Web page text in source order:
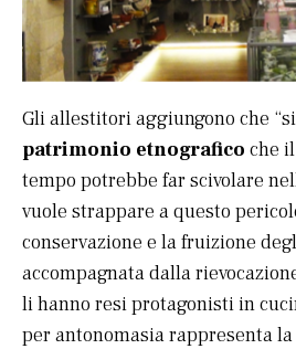
Gli allestitori aggiungono che
patrimonio etnografico che
tempo potrebbe far scivolare
vuole strappare a questo
conservazione e la fruizione
accompagnata dalla
li hanno resi protagonisti in
per antonomasia rappresenta